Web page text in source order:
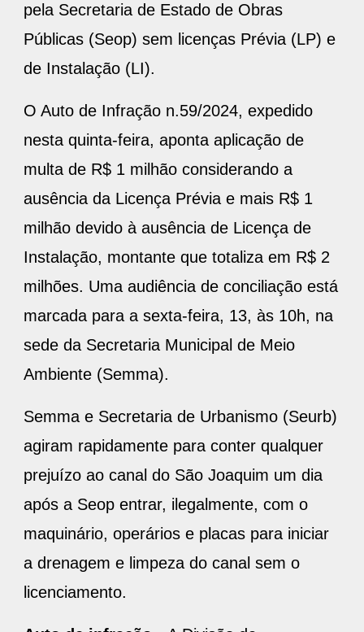
pela Secretaria de Estado de Obras
Públicas (Seop) sem licenças Prévia (LP) e
de Instalação (LI).
O Auto de Infração n.59/2024, expedido
nesta quinta-feira, aponta aplicação de
multa de R$ 1 milhão considerando a
ausência da Licença Prévia e mais R$ 1
milhão devido à ausência de Licença de
Instalação, montante que totaliza em R$ 2
milhões. Uma audiência de conciliação está
marcada para a sexta-feira, 13, às 10h, na
sede da Secretaria Municipal de Meio
Ambiente (Semma).
Semma e Secretaria de Urbanismo (Seurb)
agiram rapidamente para conter qualquer
prejuízo ao canal do São Joaquim um dia
após a Seop entrar, ilegalmente, com o
maquinário, operários e placas para iniciar
a drenagem e limpeza do canal sem o
licenciamento.